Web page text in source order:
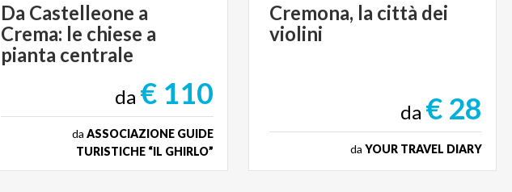
Da Castelleone a
Crema: le chiese a
pianta centrale
da € 110
da ASSOCIAZIONE GUIDE
TURISTICHE “IL GHIRLO”
Cremona, la città dei
violini
da € 28
da YOUR TRAVEL DIARY